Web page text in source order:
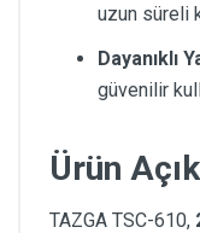
uzun süreli
Dayanıklı
güvenilir
Ürün
TAZGA TSC-610,